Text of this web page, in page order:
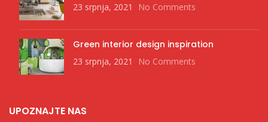
23 srpnja, 2021 No Comments
Green interior design inspiration
23 srpnja, 2021 No Comments
UPOZNAJTE NAS